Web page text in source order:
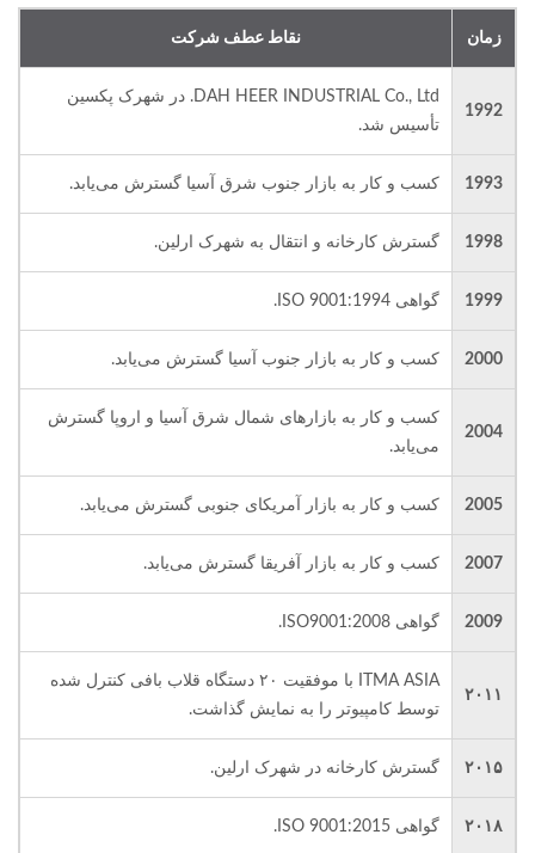
زمان نقاط عطف شرکت
1992
DAH HEER INDUSTRIAL Co., Ltd. در شهرک پکسین
تأسیس شد.
1993 کسب و کار به بازار جنوب شرق آسیا گسترش می‌یابد.
1998 گسترش کارخانه و انتقال به شهرک ارلین.
1999 گواهی ISO 9001:1994.
2000 کسب و کار به بازار جنوب آسیا گسترش می‌یابد.
2004
کسب و کار به بازارهای شمال شرق آسیا و اروپا گسترش
می‌یابد.
2005 کسب و کار به بازار آمریکای جنوبی گسترش می‌یابد.
2007 کسب و کار به بازار آفریقا گسترش می‌یابد.
2009 گواهی ISO9001:2008.
۲۰۱۱
ITMA ASIA با موفقیت ۲۰ دستگاه قلاب بافی کنترل شده
توسط کامپیوتر را به نمایش گذاشت.
۲۰۱۵ گسترش کارخانه در شهرک ارلین.
۲۰۱۸ گواهی ISO 9001:2015.